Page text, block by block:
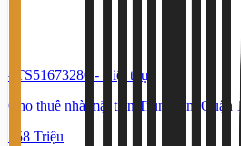
#TS51673280 -
Biệt thự
Cho thuê nhà mặt tiền Trung tâm Quận 1
158 Triệu